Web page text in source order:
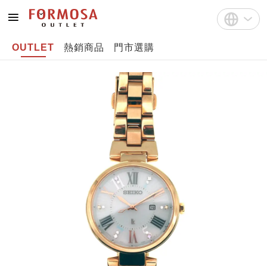
註冊
登入
OUTLET 熱銷商品 門市選購